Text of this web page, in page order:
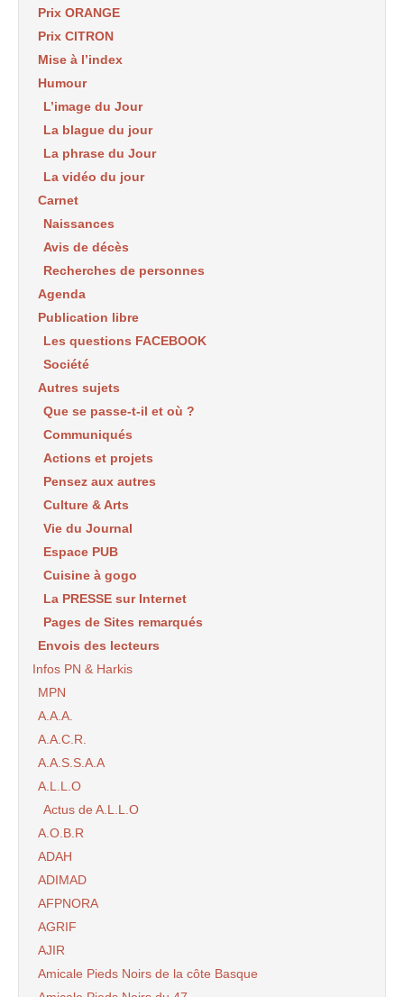
Prix ORANGE
Prix CITRON
Mise à l’index
Humour
L’image du Jour
La blague du jour
La phrase du Jour
La vidéo du jour
Carnet
Naissances
Avis de décès
Recherches de personnes
Agenda
Publication libre
Les questions FACEBOOK
Société
Autres sujets
Que se passe-t-il et où ?
Communiqués
Actions et projets
Pensez aux autres
Culture & Arts
Vie du Journal
Espace PUB
Cuisine à gogo
La PRESSE sur Internet
Pages de Sites remarqués
Envois des lecteurs
Infos PN & Harkis
MPN
A.A.A.
A.A.C.R.
A.A.S.S.A.A
A.L.L.O
Actus de A.L.L.O
A.O.B.R
ADAH
ADIMAD
AFPNORA
AGRIF
AJIR
Amicale Pieds Noirs de la côte Basque